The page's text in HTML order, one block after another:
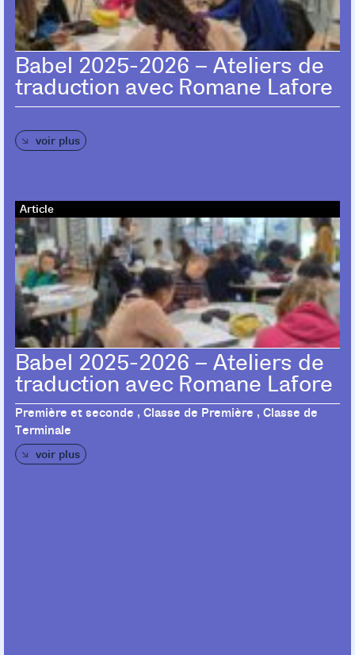
Babel 2025-2026 – Ateliers de
traduction avec Romane Lafore
voir plus
Article
Babel 2025-2026 – Ateliers de
traduction avec Romane Lafore
Première et seconde , Classe de Première , Classe de
Terminale
voir plus